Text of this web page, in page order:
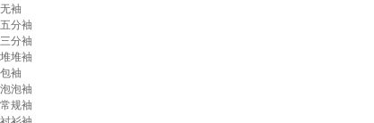
无袖
五分袖
三分袖
堆堆袖
包袖
泡泡袖
常规袖